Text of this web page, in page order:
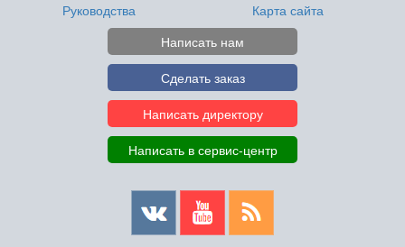
Руководства
Карта сайта
Написать нам
Сделать заказ
Написать директору
Написать в сервис-центр